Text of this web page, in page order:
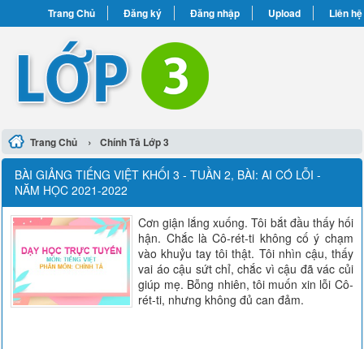
Trang Chủ Đăng ký Đăng nhập Upload Liên hệ
Trang Chủ › Chính Tả Lớp 3
BÀI GIẢNG TIẾNG VIỆT KHỐI 3 - TUẦN 2, BÀI: AI CÓ LỖI -
NĂM HỌC 2021-2022
Cơn giận lắng xuống. Tôi bắt đầu thấy hối
hận. Chắc là Cô-rét-ti không cố ý chạm
vào khuỷu tay tôi thật. Tôi nhìn cậu, thấy
vai áo cậu sứt chỉ, chắc vì cậu đã vác củi
giúp mẹ. Bỗng nhiên, tôi muốn xin lỗi Cô-
rét-ti, nhưng không đủ can đảm.